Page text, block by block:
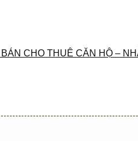
CHO THUÊ CĂN HỘ –